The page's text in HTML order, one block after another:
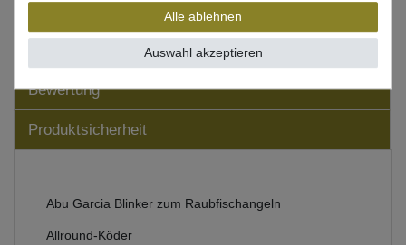
Bewertung
Produktsicherheit
Abu Garcia Blinker zum Raubfischangeln
Allround-Köder
Alle ablehnen
Auswahl akzeptieren